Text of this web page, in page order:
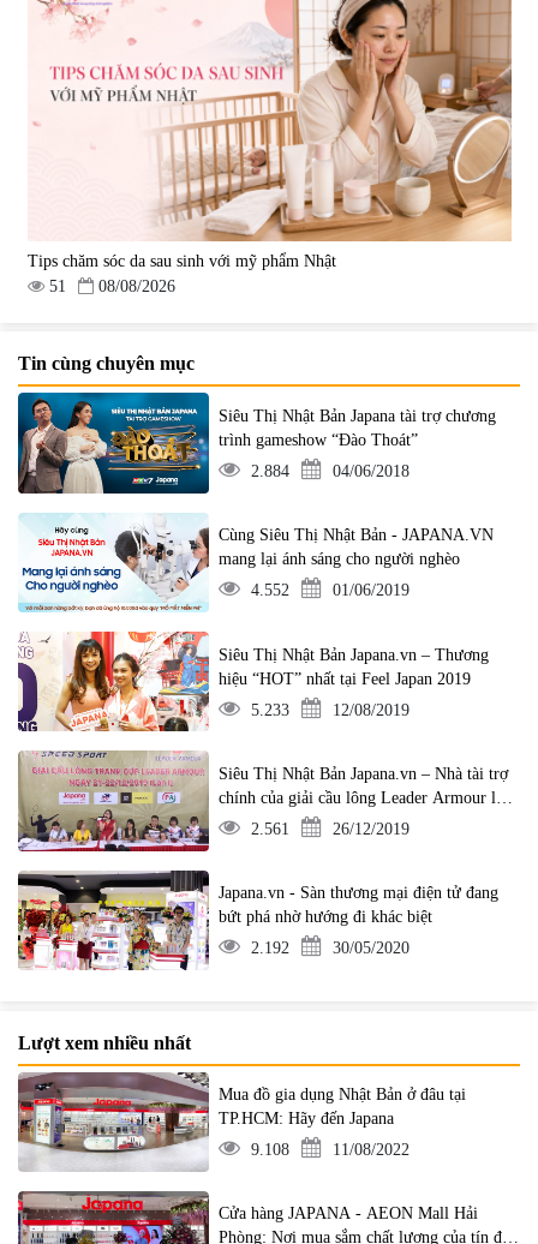
Tips chăm sóc da sau sinh với mỹ phẩm Nhật
51
08/08/2026
Tin cùng chuyên mục
Siêu Thị Nhật Bản Japana tài trợ chương
trình gameshow “Đào Thoát”
2.884
04/06/2018
Cùng Siêu Thị Nhật Bản - JAPANA.VN
mang lại ánh sáng cho người nghèo
4.552
01/06/2019
Siêu Thị Nhật Bản Japana.vn – Thương
hiệu “HOT” nhất tại Feel Japan 2019
5.233
12/08/2019
Siêu Thị Nhật Bản Japana.vn – Nhà tài trợ
chính của giải cầu lông Leader Armour lần
1
2.561 26/12/2019
Japana.vn - Sàn thương mại điện tử đang
bứt phá nhờ hướng đi khác biệt
2.192
30/05/2020
Lượt xem nhiều nhất
Mua đồ gia dụng Nhật Bản ở đâu tại
TP.HCM: Hãy đến Japana
9.108
11/08/2022
Cửa hàng JAPANA - AEON Mall Hải
Phòng: Nơi mua sắm chất lượng của tín đồ